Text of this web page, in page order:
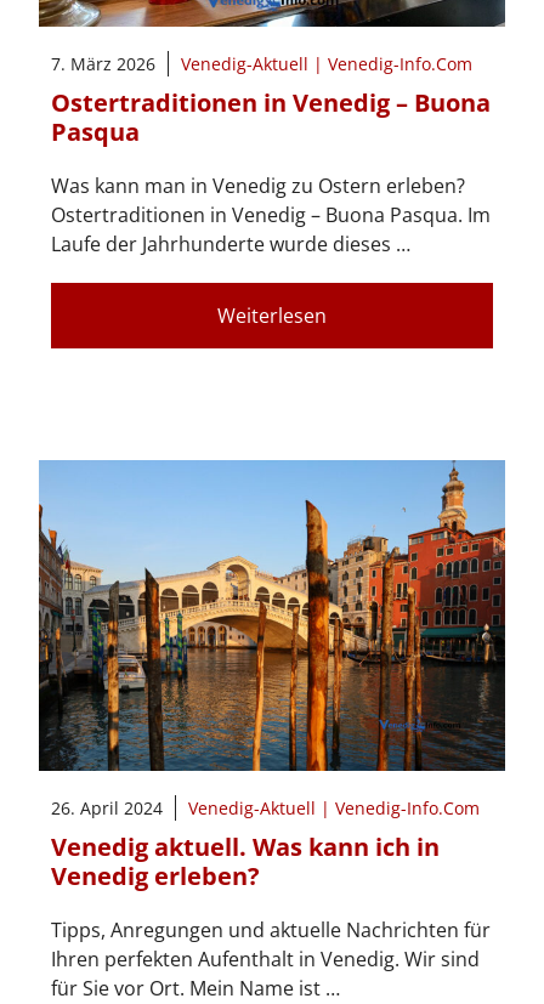
7. März 2026 Venedig-Aktuell | Venedig-Info.Com
Ostertraditionen in Venedig – Buona
Pasqua
Was kann man in Venedig zu Ostern erleben?
Ostertraditionen in Venedig – Buona Pasqua. Im
Laufe der Jahrhunderte wurde dieses …
Weiterlesen
26. April 2024 Venedig-Aktuell | Venedig-Info.Com
Venedig aktuell. Was kann ich in
Venedig erleben?
Tipps, Anregungen und aktuelle Nachrichten für
Ihren perfekten Aufenthalt in Venedig. Wir sind
für Sie vor Ort. Mein Name ist …